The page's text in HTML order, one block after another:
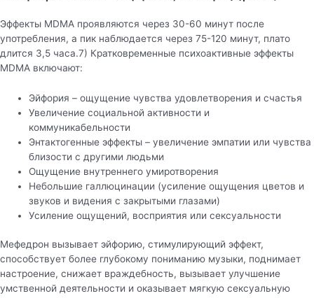
Эффекты MDMA проявляются через 30-60 минут после
употребления, а пик наблюдается через 75-120 минут, плато
длится 3,5 часа.7) Кратковременные психоактивные эффекты
MDMA включают:
Эйфория – ощущение чувства удовлетворения и счастья
Увеличение социальной активности и
коммуникабельности
Энтактогенные эффекты – увеличение эмпатии или чувства
близости с другими людьми
Ощущение внутреннего умиротворения
Небольшие галлюцинации (усиление ощущения цветов и
звуков и видения с закрытыми глазами)
Усиление ощущений, восприятия или сексуальности
Мефедрон вызывает эйфорию, стимулирующий эффект,
способствует более глубокому пониманию музыки, поднимает
настроение, снижает враждебность, вызывает улучшение
умственной деятельности и оказывает мягкую сексуальную